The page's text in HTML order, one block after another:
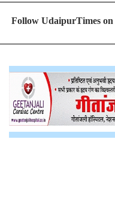
Follow UdaipurTimes on